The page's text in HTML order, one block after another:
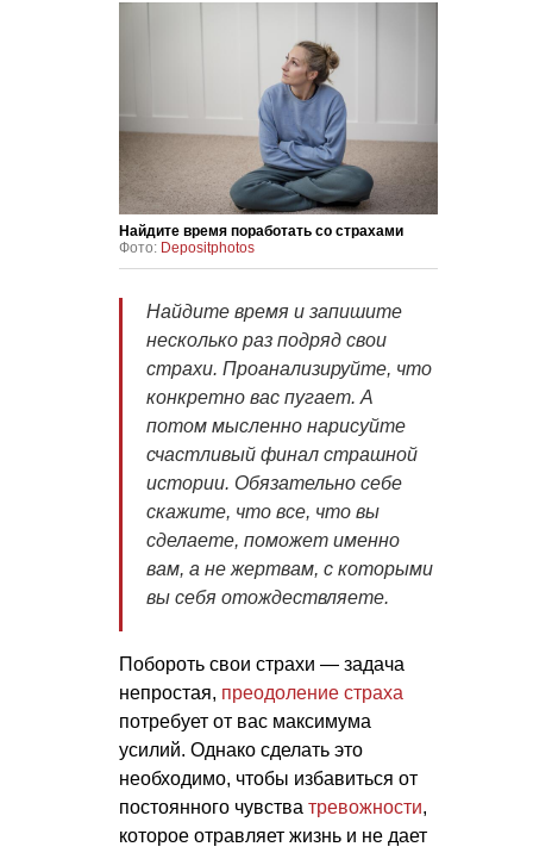
Найдите время поработать со страхами
Фото: Depositphotos
Найдите время и запишите
несколько раз подряд свои
страхи. Проанализируйте, что
конкретно вас пугает. А
потом мысленно нарисуйте
счастливый финал страшной
истории. Обязательно себе
скажите, что все, что вы
сделаете, поможет именно
вам, а не жертвам, с которыми
вы себя отождествляете.
Побороть свои страхи — задача
непростая, преодоление страха
потребует от вас максимума
усилий. Однако сделать это
необходимо, чтобы избавиться от
постоянного чувства тревожности,
которое отравляет жизнь и не дает